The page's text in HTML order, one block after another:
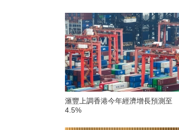
滙豐上調香港今年經濟增長預測至
4.5%